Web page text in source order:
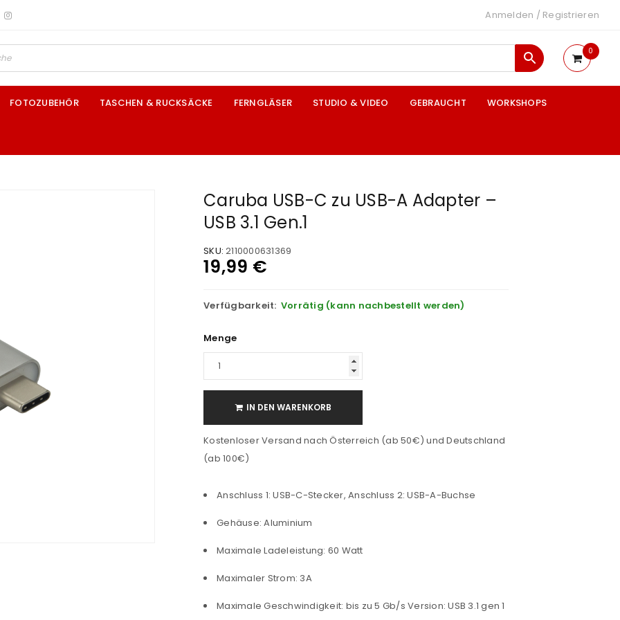
Anmelden / Registrieren
0
FOTOZUBEHÖR TASCHEN & RUCKSÄCKE FERNGLÄSER STUDIO & VIDEO GEBRAUCHT WORKSHOPS
Caruba USB-C zu USB-A Adapter –
USB 3.1 Gen.1
SKU: 2110000631369
19,99 €
Verfügbarkeit: Vorrätig (kann nachbestellt werden)
Menge
IN DEN WARENKORB
Kostenloser Versand nach Österreich (ab 50€) und Deutschland
(ab 100€)
Anschluss 1: USB-C-Stecker, Anschluss 2: USB-A-Buchse
Gehäuse: Aluminium
Maximale Ladeleistung: 60 Watt
Maximaler Strom: 3A
Maximale Geschwindigkeit: bis zu 5 Gb/s Version: USB 3.1 gen 1